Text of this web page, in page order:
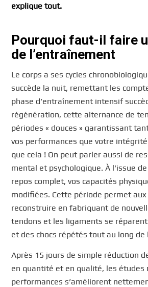
explique tout.
Pourquoi faut-il faire
de l’entraînement
Le corps a ses cycles
succède la nuit, remettant les
phase d’entraînement intensif
régénération, cette alternance de
périodes « douces » garantissant
vos performances que votre
que cela ! On peut parler aussi de
mental et psychologique. À l’issue
repos complet, vos capacités
modifiées. Cette période permet aux
reconstruire en fabriquant de
tendons et les ligaments se
et des chocs répétés tout au long de
Après 15 jours de simple réduction
en quantité et en qualité, les études
performances s’améliorent